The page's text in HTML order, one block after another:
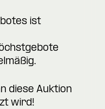
ist
diese Auktion
wird!